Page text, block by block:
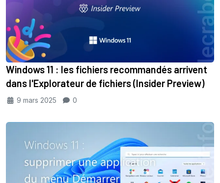
Windows 11 : les fichiers recommandés arrivent
dans l'Explorateur de fichiers (Insider Preview)
9 mars 2025 0